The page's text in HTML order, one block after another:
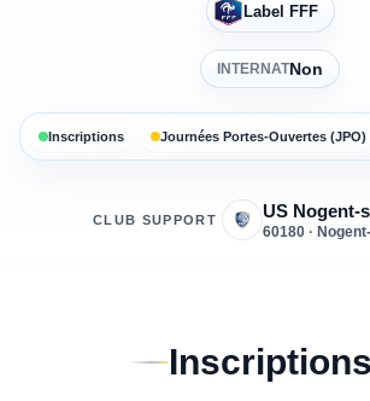
Label FFF
INTERNATNon
Inscriptions Journées Portes-Ouvertes (JPO)
CLUB SUPPORT US Nogent-
60180 ·
Inscriptions